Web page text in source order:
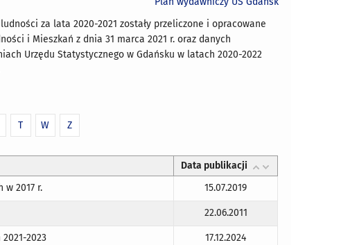
za lata 2020-2021 zostały przeliczone i opracowane
i Mieszkań z dnia 31 marca 2021 r. oraz danych
Urzędu Statystycznego w Gdańsku w latach 2020-2022
T W Z
Data publikacji
2017 r. 15.07.2019
22.06.2011
2023 17.12.2024